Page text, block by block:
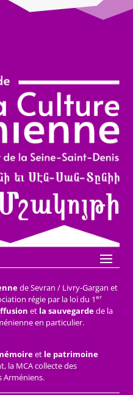
de Sevran / Livry-Gargan et
régie par la loi du 1er
et la sauvegardede la
en particulier.
et le patrimoine
la MCA collecte des
Arméniens.